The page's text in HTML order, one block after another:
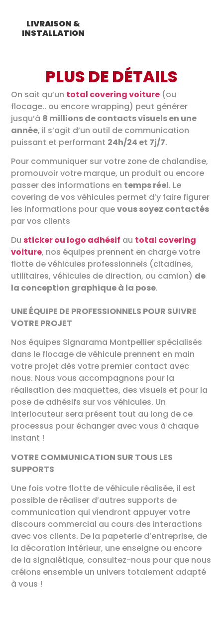
LIVRAISON &
INSTALLATION
PLUS DE DÉTAILS
On sait qu’un total covering voiture (ou
flocage.. ou encore wrapping) peut générer
jusqu’à 8 millions de contacts visuels en une
année, il s’agit d’un outil de communication
puissant et performant 24h/24 et 7j/7.
Pour communiquer sur votre zone de chalandise,
promouvoir votre marque, un produit ou encore
passer des informations en temps réel. Le
covering de vos véhicules permet d’y faire figurer
les informations pour quevous soyez contactés
par vos clients
Dusticker ou logo adhésif au total covering
voiture, nos équipes prennent en charge votre
flotte de véhicules professionnels (citadines,
utilitaires, véhicules de direction, ou camion) de
la conception graphique à la pose.
UNE ÉQUIPE DE PROFESSIONNELS POUR SUIVRE
VOTRE PROJET
Nos équipes Signarama Montpellier spécialisés
dans le flocage de véhicule prennent en main
votre projet dès votre premier contact avec
nous. Nous vous accompagnons pour la
réalisation des maquettes, des visuels et pour la
pose de adhésifs sur vos véhicules. Un
interlocuteur sera présent tout au long de ce
processus pour échanger avec vous à chaque
instant !
VOTRE COMMUNICATION SUR TOUS LES
SUPPORTS
Une fois votre flotte de véhicule réalisée, il est
possible de réaliser d’autres supports de
communication qui viendront appuyer votre
discours commercial au cours des interactions
avec vos clients. De la papeterie d’entreprise, de
la décoration intérieur, une enseigne ou encore
de la signalétique, consultez-nous pour que nous
créions ensemble un univers totalement adapté
à vous !